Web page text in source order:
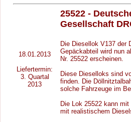
18.01.2013
Liefertermin:
3. Quartal
2013
25522 -
Gesellschaft
Die Diesellok V137 der
Gepäckabteil wird nun
Nr. 25522 erscheinen.
Diese Dieselloks sind
finden. Die
solche Fahrzeuge im
Die Lok 25522 kann
mit realistischem